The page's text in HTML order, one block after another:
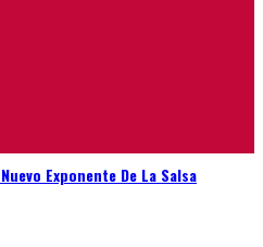
Exponente De La Salsa